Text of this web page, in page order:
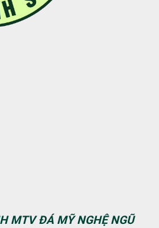
MTV ĐÁ MỸ NGHỆ NGŨ